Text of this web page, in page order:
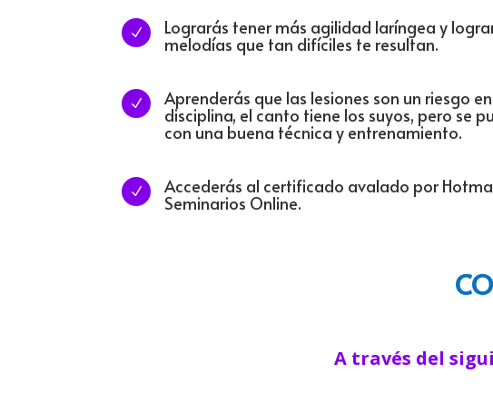
N Lograrás tener más agilidad laríngea y
melodías que tan difíciles te resultan.
N Aprenderás que las lesiones son un riesgo
disciplina, el canto tiene los suyos, pero se
con una buena técnica y entrenamiento.
N Accederás al certificado avalado por
Seminarios Online.
A través del